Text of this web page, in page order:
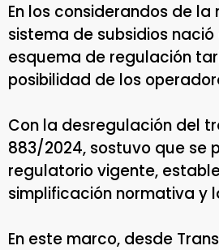
En los considerandos de
sistema de subsidios
esquema de regulación
posibilidad de los
Con la desregulación del
883/2024, sostuvo que se
regulatorio vigente,
simplificación normativa y
En este marco, desde